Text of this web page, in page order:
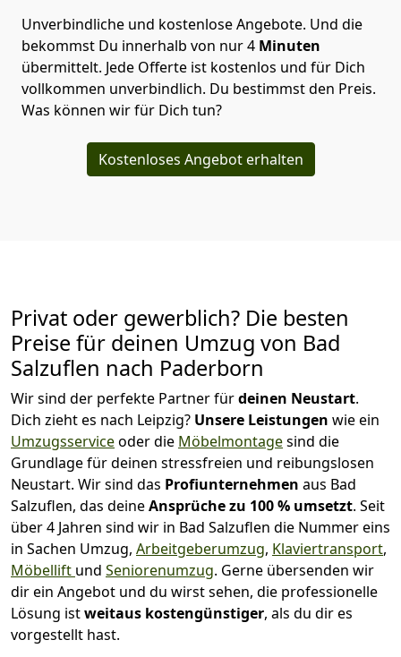
Unverbindliche und kostenlose Angebote. Und die
bekommst Du innerhalb von nur4 Minuten
übermittelt. Jede Offerte ist kostenlos und für Dich
vollkommen unverbindlich. Du bestimmst den Preis.
Was können wir für Dich tun?
Kostenloses Angebot erhalten
Privat oder gewerblich? Die besten
Preise für deinen Umzug von Bad
Salzuflen nach Paderborn
Wir sind der perfekte Partner fürdeinen Neustart.
Dich zieht es nach Leipzig? Unsere Leistungen wie ein
Umzugsserviceoder die Möbelmontagesind die
Grundlage für deinen stressfreien und reibungslosen
Neustart. Wir sind das Profiunternehmen aus Bad
Salzuflen, das deineAnsprüche zu 100 % umsetzt. Seit
über 4 Jahren sind wir in Bad Salzuflen die Nummer eins
in Sachen Umzug, Arbeitgeberumzug, Klaviertransport,
Möbellift und Seniorenumzug. Gerne übersenden wir
dir ein Angebot und du wirst sehen, die professionelle
Lösung istweitaus kostengünstiger, als du dir es
vorgestellt hast.